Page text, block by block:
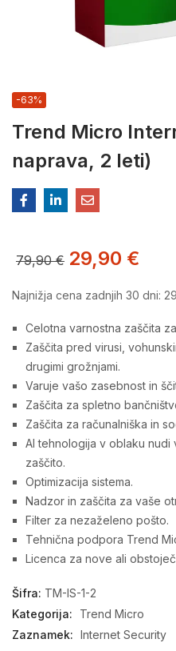
Trend Micro
naprava, 2 leti)
-63%
79,90€ 29,90 €
Najnižja cena zadnjih 30 dni:
Celotna varnostna zaščita
Zaščita pred virusi,
drugimi grožnjami.
Varuje vašo zasebnost in
Zaščita za spletno
Zaščita za računalniška in
AI tehnologija v oblaku
zaščito.
Optimizacija sistema.
Nadzor in zaščita za vaše
Filter za nezaželeno pošto.
Tehnična podpora Trend
Licenca za nove ali
Šifra: TM-IS-1-2
Kategorija:
Trend Micro
Zaznamek: Internet Security